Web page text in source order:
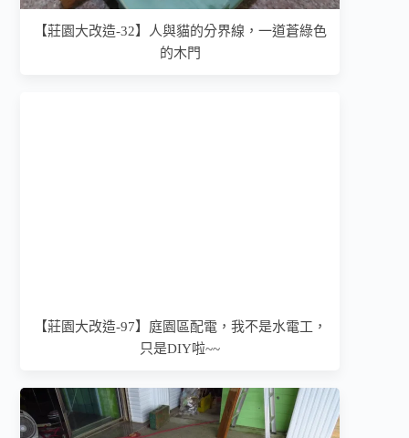
【莊園大改造-32】人與貓的分界線，一道蒼綠色
的木門
【莊園大改造-97】庭園區配電，我不是水電工，
只是DIY啦~~